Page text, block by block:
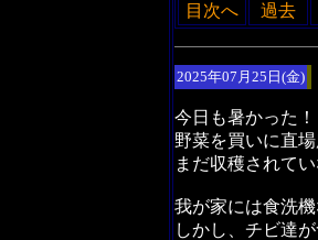
目次へ 過去
2025年07月25日(金)
今日も暑かった！
野菜を買いに直
まだ収穫されて
我が家には食洗
しかし、チビ達